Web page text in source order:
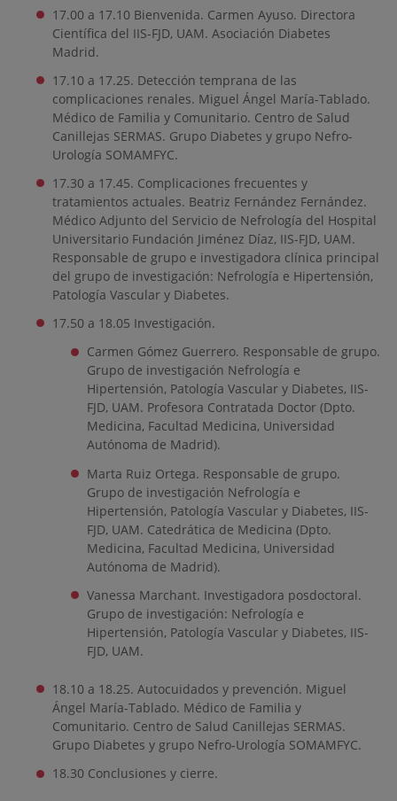
17.00 a 17.10 Bienvenida. Carmen Ayuso. Directora
Científica del IIS-FJD, UAM. Asociación Diabetes
Madrid.
17.10 a 17.25. Detección temprana de las
complicaciones renales. Miguel Ángel María-Tablado.
Médico de Familia y Comunitario. Centro de Salud
Canillejas SERMAS. Grupo Diabetes y grupo Nefro-
Urología SOMAMFYC.
17.30 a 17.45. Complicaciones frecuentes y
tratamientos actuales. Beatriz Fernández Fernández.
Médico Adjunto del Servicio de Nefrología del Hospital
Universitario Fundación Jiménez Díaz, IIS-FJD, UAM.
Responsable de grupo e investigadora clínica principal
del grupo de investigación: Nefrología e Hipertensión,
Patología Vascular y Diabetes.
17.50 a 18.05 Investigación.
Carmen Gómez Guerrero. Responsable de grupo.
Grupo de investigación Nefrología e
Hipertensión, Patología Vascular y Diabetes, IIS-
FJD, UAM. Profesora Contratada Doctor (Dpto.
Medicina, Facultad Medicina, Universidad
Autónoma de Madrid).
Marta Ruiz Ortega. Responsable de grupo.
Grupo de investigación Nefrología e
Hipertensión, Patología Vascular y Diabetes, IIS-
FJD, UAM. Catedrática de Medicina (Dpto.
Medicina, Facultad Medicina, Universidad
Autónoma de Madrid).
Vanessa Marchant. Investigadora posdoctoral.
Grupo de investigación: Nefrología e
Hipertensión, Patología Vascular y Diabetes, IIS-
FJD, UAM.
18.10 a 18.25. Autocuidados y prevención. Miguel
Ángel María-Tablado. Médico de Familia y
Comunitario. Centro de Salud Canillejas SERMAS.
Grupo Diabetes y grupo Nefro-Urología SOMAMFYC.
18.30 Conclusiones y cierre.